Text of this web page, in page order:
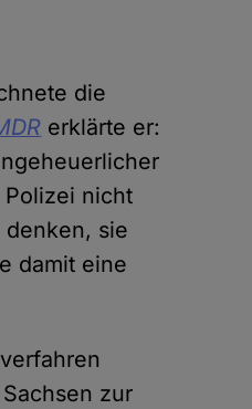
die
erklärte er:
Polizei nicht
sie
damit eine
zur